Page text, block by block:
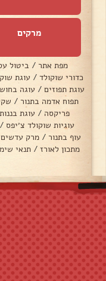
מרקים
מפת אתר / ביטול
כדורי שוקולד / עוגת
עוגת תפוזים / עוגה
תפוח אדמה בתנור /
פריקסה / עוגת בננות
עוגיות שוקולד צ׳יפס /
עוף בתנור / מרק עדשים
מתכון לאורז / תנאי